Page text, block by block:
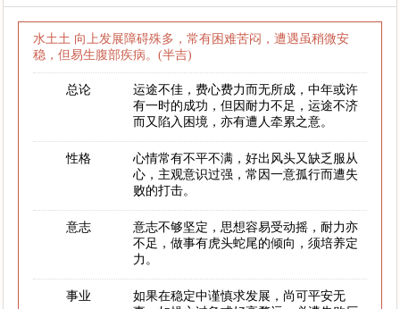
水土土 向上发展障碍殊多，常有困难苦闷，遭遇虽稍微安
稳，但易生腹部疾病。(半吉)
总论
运途不佳，费心费力而无所成，中年或许
有一时的成功，但因耐力不足，运途不济
而又陷入困境，亦有遭人牵累之意。
性格
心情常有不平不满，好出风头又缺乏服从
心，主观意识过强，常因一意孤行而遭失
败的打击。
意志
意志不够坚定，思想容易受动摇，耐力亦
不足，做事有虎头蛇尾的倾向，须培养定
力。
事业
如果在稳定中谨慎求发展，尚可平安无